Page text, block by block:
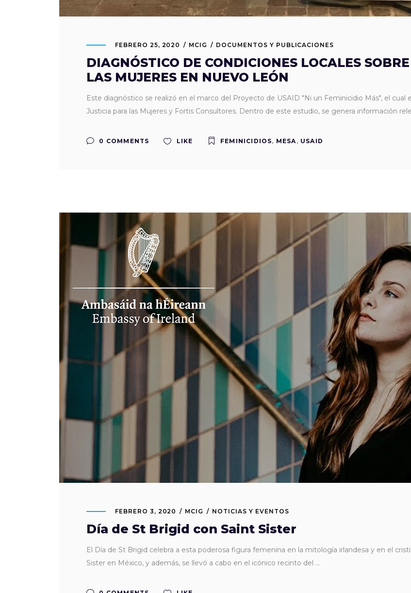
FEBRERO 25, 2020 MCIG DOCUMENTOS Y PUBLICACIONES
DIAGNÓSTICO DE CONDICIONES LOCALES
LAS MUJERES EN NUEVO LEÓN
Este diagnóstico se realizó en el marco del Proyecto de USAID "Ni un Feminicidio Más", el
Justicia para las Mujeres y Fortis Consultores. Dentro de este estudio, se genera información
0 COMMENTS LIKE FEMINICIDIOS, MESA, USAID
FEBRERO 3, 2020 MCIG NOTICIAS Y EVENTOS
Día de St Brigid con Saint Sister
El Día de St Brigid celebra a esta poderosa figura femenina en la mitología irlandesa y en el
Sister en México, y además, se llevó a cabo en el icónico recinto del